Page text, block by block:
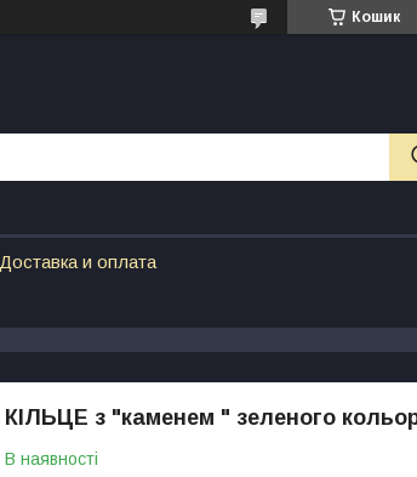
Кошик
Доставка и оплата
КІЛЬЦЕ з "каменем " зеленого
В наявності